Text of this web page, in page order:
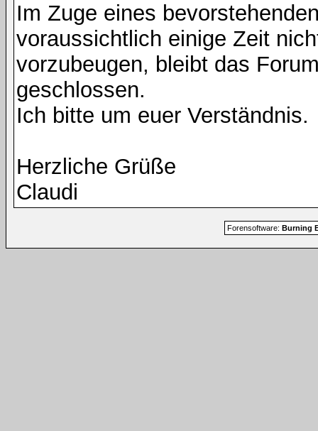
Im Zuge eines
voraussichtlich einige Zeit
vorzubeugen, bleibt das
geschlossen.
Ich bitte um euer Verständnis.
Herzliche Grüße
Claudi
Forensoftware: Burning